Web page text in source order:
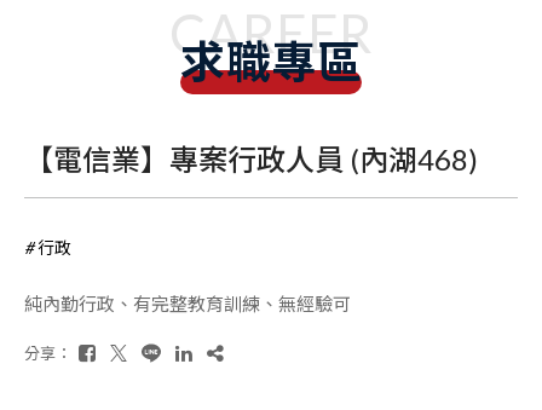
CAREER
求職專區
【電信業】專案行政人員 (內湖468)
行政
純內勤行政、有完整教育訓練、無經驗可
分享：